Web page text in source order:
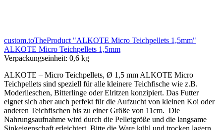
custom.toTheProduct "ALKOTE Micro Teichpellets 1,5mm"
ALKOTE Micro Teichpellets 1,5mm
Verpackungseinheit: 0,6 kg
ALKOTE – Micro Teichpellets, Ø 1,5 mm ALKOTE Micro
Teichpellets sind speziell für alle kleinere Teichfische wie z.B.
Moderlieschen, Bitterlinge oder Elritzen konzipiert. Das Futter
eignet sich aber auch perfekt für die Aufzucht von kleinen Koi oder
anderen Teichfischen bis zu einer Größe von 11cm. Die
Nahrungsaufnahme wird durch die Pelletgröße und die langsame